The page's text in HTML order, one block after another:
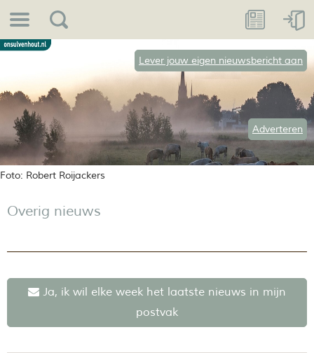
Foto: Robert Roijackers
Lever jouw eigen nieuwsbericht aan
Adverteren
Overig nieuws
Ja, ik wil elke week het laatste nieuws in mijn
postvak